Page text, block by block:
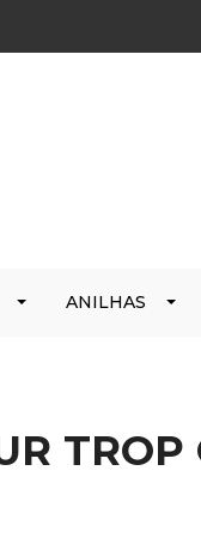
ANILHAS
TROP